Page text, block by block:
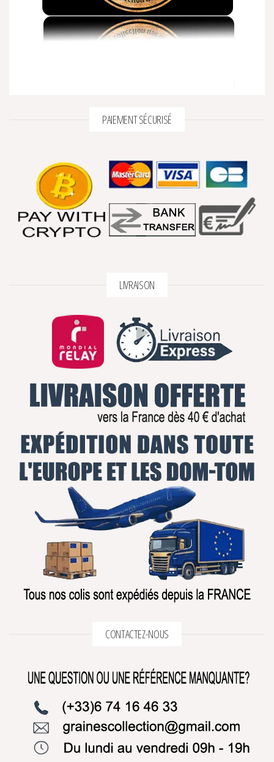
PAIEMENT SÉCURISÉ
LIVRAISON
CONTACTEZ-NOUS